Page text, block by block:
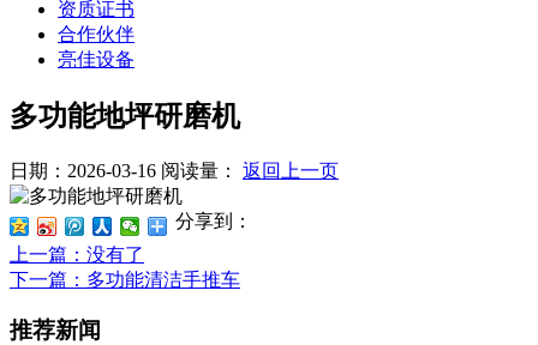
资质证书
合作伙伴
亮佳设备
多功能地坪研磨机
日期：2026-03-16 阅读量： 返回上一页
分享到：
上一篇 ：没有了
下一篇 ：多功能清洁手推车
推荐新闻